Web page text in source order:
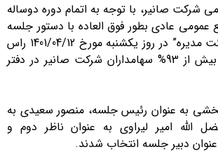
شرکت صانیر، با توجه به اتمام دوره دوساله
عادی بطور فوق العاده با دستور جلسه
“انتخاب اعضای هیئت مدیره” در روز یکشنبه مورخ 1401/04/12 راس
ساعت 14 با حضور بیش از 93% سهامداران شرکت صانیر در دفتر
به عنوان رئیس جلسه، منصور سعیدی به
الله امیر لیراوی به عنوان ناظر دوم و
دبیر جلسه انتخاب شدند.